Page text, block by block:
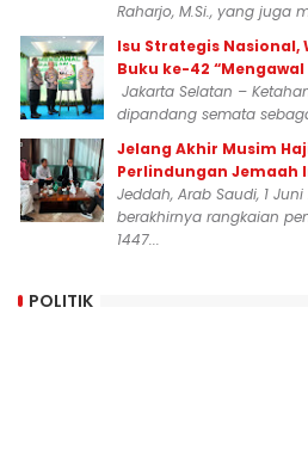
Raharjo, M.Si., yang juga
Isu Strategis
Buku ke-42
Jakarta Selatan –
dipandang semata
Jelang Akhir Musim
Perlindungan Jemaah
Jeddah, Arab Saudi, 1
berakhirnya rangkaian
1447...
POLITIK